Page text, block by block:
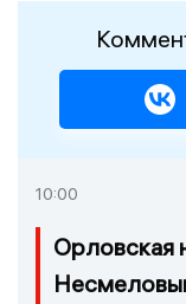
10:00
Орловская